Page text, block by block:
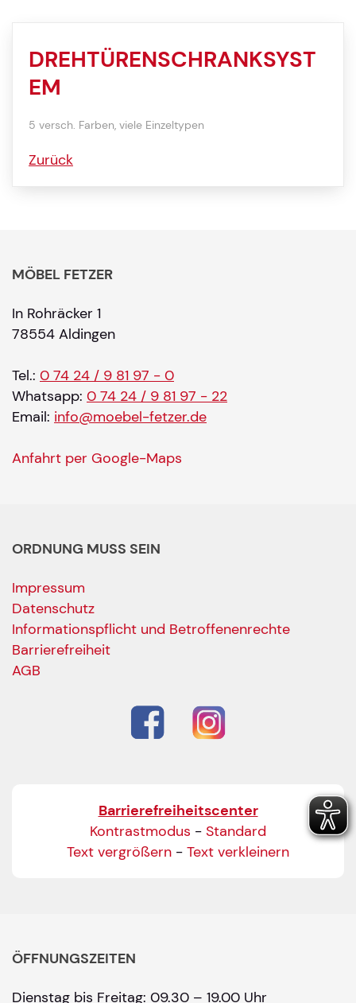
DREHTÜRENSCHRANKSYST
EM
5 versch. Farben, viele Einzeltypen
Zurück
MÖBEL FETZER
In Rohräcker 1
78554 Aldingen
Tel.: 0 74 24 / 9 81 97 - 0
Whatsapp: 0 74 24 / 9 81 97 - 22
Email: info@moebel-fetzer.de
Anfahrt per Google-Maps
ORDNUNG MUSS SEIN
Impressum
Datenschutz
Informationspflicht und Betroffenenrechte
Barrierefreiheit
AGB
Barrierefreiheitscenter
Kontrastmodus - Standard
Text vergrößern - Text verkleinern
ÖFFNUNGSZEITEN
Dienstag bis Freitag: 09.30 – 19.00 Uhr